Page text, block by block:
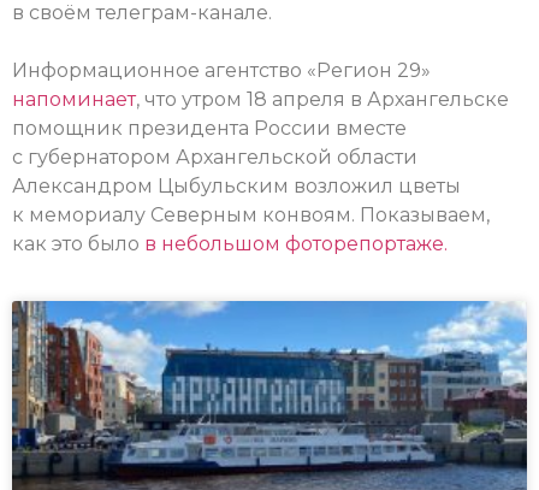
в своём телеграм-канале.
Информационное агентство «Регион 29»
напоминает, что утром 18 апреля в Архангельске
помощник президента России вместе
с губернатором Архангельской области
Александром Цыбульским возложил цветы
к мемориалу Северным конвоям. Показываем,
как это было в небольшом фоторепортаже.